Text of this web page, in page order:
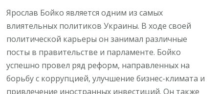
Ярослав Бойко является одним из самых
влиятельных политиков Украины. В ходе своей
политической карьеры он занимал различные
посты в правительстве и парламенте. Бойко
успешно провел ряд реформ, направленных на
борьбу с коррупцией, улучшение бизнес-климата и
привлечение иностранных инвестиций. Он также